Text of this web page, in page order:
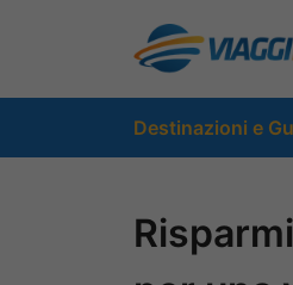
contenuto
Destinazioni e